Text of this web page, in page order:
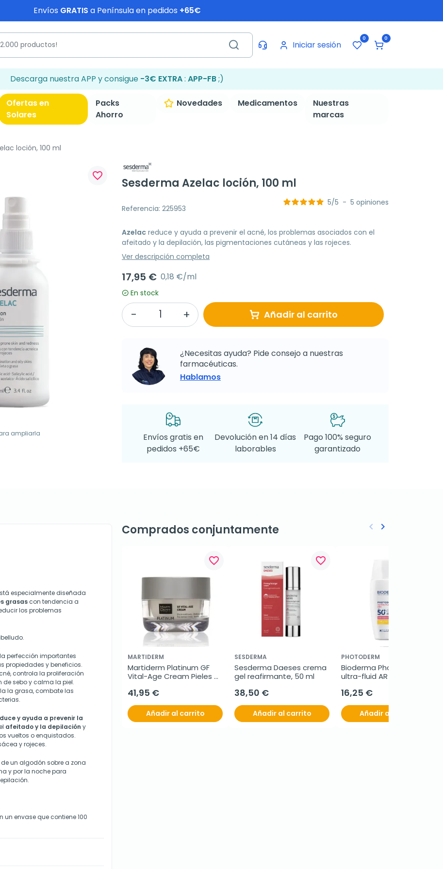
Envíos GRATIS a Península en pedidos +65€
Iniciar sesión
0 0
Descarga nuestra APP y consigue -3€ EXTRA: APP-FB;)
Ofertas en
Solares
Packs
Ahorro
Novedades Medicamentos
Nuestras
marcas
loción, 100 ml
ampliarla
favorite_border
Sesderma Azelac loción, 100 ml
Referencia: 225953
5/5 - 5 opiniones
Azelac reduce y ayuda a prevenir el acné, los problemas asociados con el
afeitado y la depilación, las pigmentaciones cutáneas y las rojeces.
Ver descripción completa
17,95 € 0,18 €/ml
En stock
Añadir al carrito
¿Necesitas ayuda? Pide consejo a nuestras
farmacéuticas.
Hablamos
Envíos gratis en
pedidos +65€
Devolución en 14 días
laborables
Pago 100% seguro
garantizado
especialmente diseñada
grasas con tendencia a
los problemas
perfección importantes
propiedades y beneficios.
controla la proliferación
sebo y calma la piel.
la grasa, combate las
y ayuda a prevenir la
afeitado y la depilación y
vueltos o enquistados.
y rojeces.
un algodón sobre a zona
y por la noche para
un envase que contiene 100
Comprados conjuntamente
favorite_border
MARTIDERM
Martiderm Platinum GF
Vital-Age Cream Pieles
41,95 €
Añadir al carrito
favorite_border
SESDERMA
Sesderma Daeses crema
gel reafirmante, 50 ml
38,50 €
Añadir al carrito
PHOTODERM
Bioderma Photoderm
ultra-fluid AR SPF50+, 40
16,25 €
Añadir al carrito
Anterior
keyboard_arrow_left Siguiente
keyboard_arrow_right